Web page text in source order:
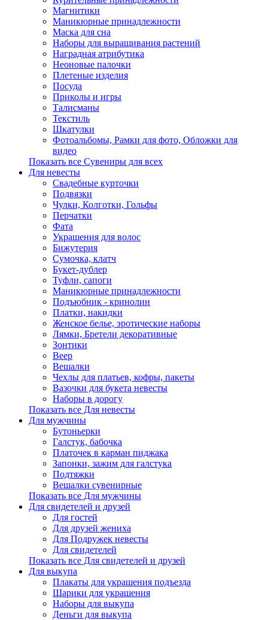
Магнитики
Маникюрные принадлежности
Маска для сна
Наборы для выращивания растений
Наградная атрибутика
Неоновые палочки
Плетеные изделия
Посуда
Приколы и игры
Талисманы
Текстиль
Шкатулки
Фотоальбомы, Рамки для фото, Обложки для
видео
Показать все Сувениры для всех
Для невесты
Свадебные курточки
Подвязки
Чулки, Колготки, Гольфы
Перчатки
Фата
Украшения для волос
Бижутерия
Сумочка, клатч
Букет-дублер
Туфли, сапоги
Маникюрные принадлежности
Подъюбник - кринолин
Платки, накидки
Женское белье, эротические наборы
Лямки, Бретели декоративные
Зонтики
Веер
Вешалки
Чехлы для платьев, кофры, пакеты
Вазочки для букета невесты
Наборы в дорогу
Показать все Для невесты
Для мужчины
Бутоньерки
Галстук, бабочка
Платочек в карман пиджака
Запонки, зажим для галстука
Подтяжки
Вешалки сувенирные
Показать все Для мужчины
Для свидетелей и друзей
Для гостей
Для друзей жениха
Для Подружек невесты
Для свидетелей
Показать все Для свидетелей и друзей
Для выкупа
Плакаты для украшения подъезда
Шарики для украшения
Наборы для выкупа
Деньги для выкупа